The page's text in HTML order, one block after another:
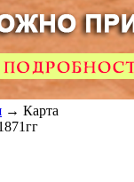
→ Карта